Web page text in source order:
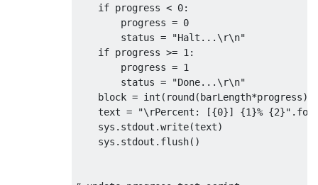
if progress < 0:
        progress
= 0
        status
=
"Halt...\r\n"
if progress >= 1 :
        progress
= 1
        status
=
"Done...\r\n"
    block
= int ( round ( barLength*progress))
    text
= "\rPercent: [{0}] {1}% {2}" .
    sys
. stdout .write(text)
    sys
. stdout . flush()